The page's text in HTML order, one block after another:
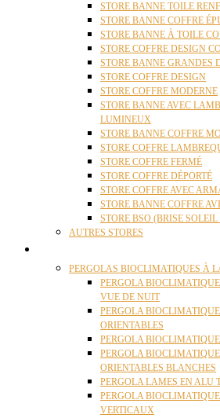
STORE BANNE TOILE
STORE BANNE COFFRE
STORE BANNE À TOILE
STORE COFFRE DESIGN
STORE BANNE GRANDES
STORE COFFRE DESIGN
STORE COFFRE MODERNE
STORE BANNE AVEC
LUMINEUX
STORE BANNE COFFRE
STORE COFFRE
STORE COFFRE FERMÉ
STORE COFFRE DÉPORTÉ
STORE COFFRE AVEC
STORE BANNE COFFRE
STORE BSO (BRISE
AUTRES STORES
PERGOLAS BIOCLIMATIQUES À
PERGOLA
VUE DE NUIT
PERGOLA
ORIENTABLES
PERGOLA
PERGOLA
ORIENTABLES BLANCHES
PERGOLA LAMES EN ALU
PERGOLA
VERTICAUX